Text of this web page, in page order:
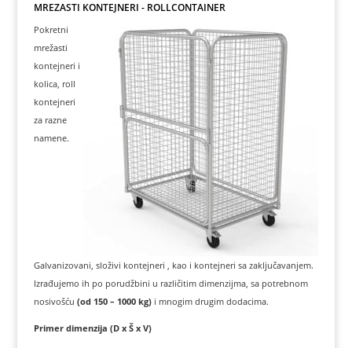
MREŽASTI KONTEJNERI - ROLLCONTAINER
Pokretni
mrežasti
kontejneri i
kolica, roll
kontejneri
za razne
namene.
Galvanizovani, složivi kontejneri , kao i kontejneri sa zaključavanjem.
Izrađujemo ih po porudžbini u različitim dimenzijma, sa potrebnom
nosivošću (od 150 – 1000 kg)i mnogim drugim dodacima.
Primer dimenzija (D x Š x V)